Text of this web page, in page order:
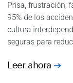
Prisa, frustración,
95% de los
cultura
seguras para
Leer ahora